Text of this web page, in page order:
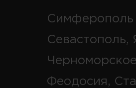
Симферополь
Севастополь,
Феодосия,